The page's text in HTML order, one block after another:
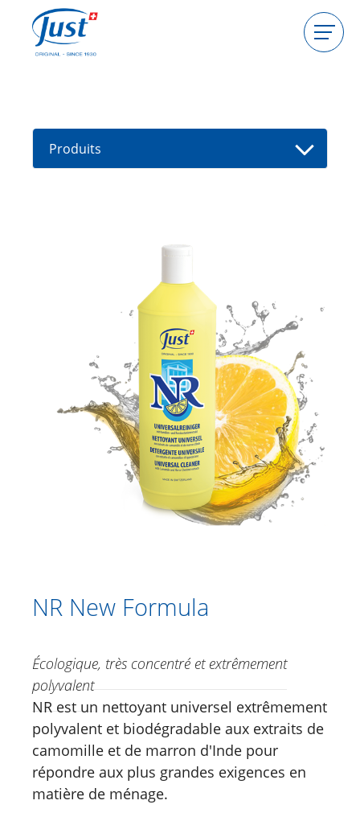
Devenir conseillère
Guides
Produits
Soins de cheveux
Catalogue
Douche
Soins corporels
Crèmes à base de plantes
Soins des pieds
Aromathérapie
Spécialités
Soins lèvres
Déodorants
Soins des mains
Produits ménagers
NR New Formula
Écologique, très concentré et extrêmement
polyvalent
NR est un nettoyant universel extrêmement
polyvalent et biodégradable aux extraits de
camomille et de marron d'Inde pour
répondre aux plus grandes exigences en
matière de ménage.